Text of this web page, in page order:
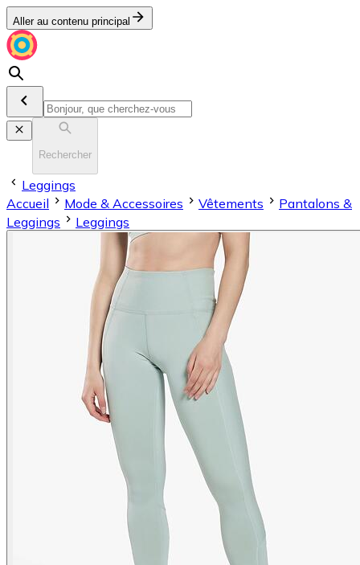
Aller au contenu principal
Rechercher
Leggings
Accueil
Mode & Accessoires Vêtements
Pantalons &
Leggings
Leggings